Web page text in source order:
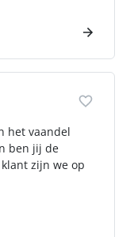
het vaandel
ben jij de
zijn we op